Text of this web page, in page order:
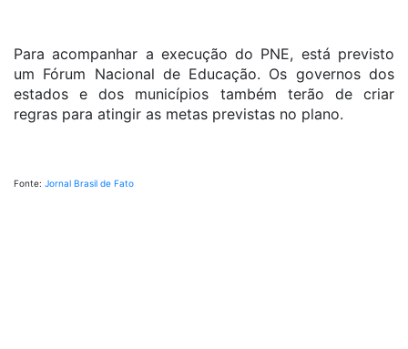
Para acompanhar a execução do PNE, está previsto
um Fórum Nacional de Educação. Os governos dos
estados e dos municípios também terão de criar
regras para atingir as metas previstas no plano.
Fonte: Jornal Brasil de Fato